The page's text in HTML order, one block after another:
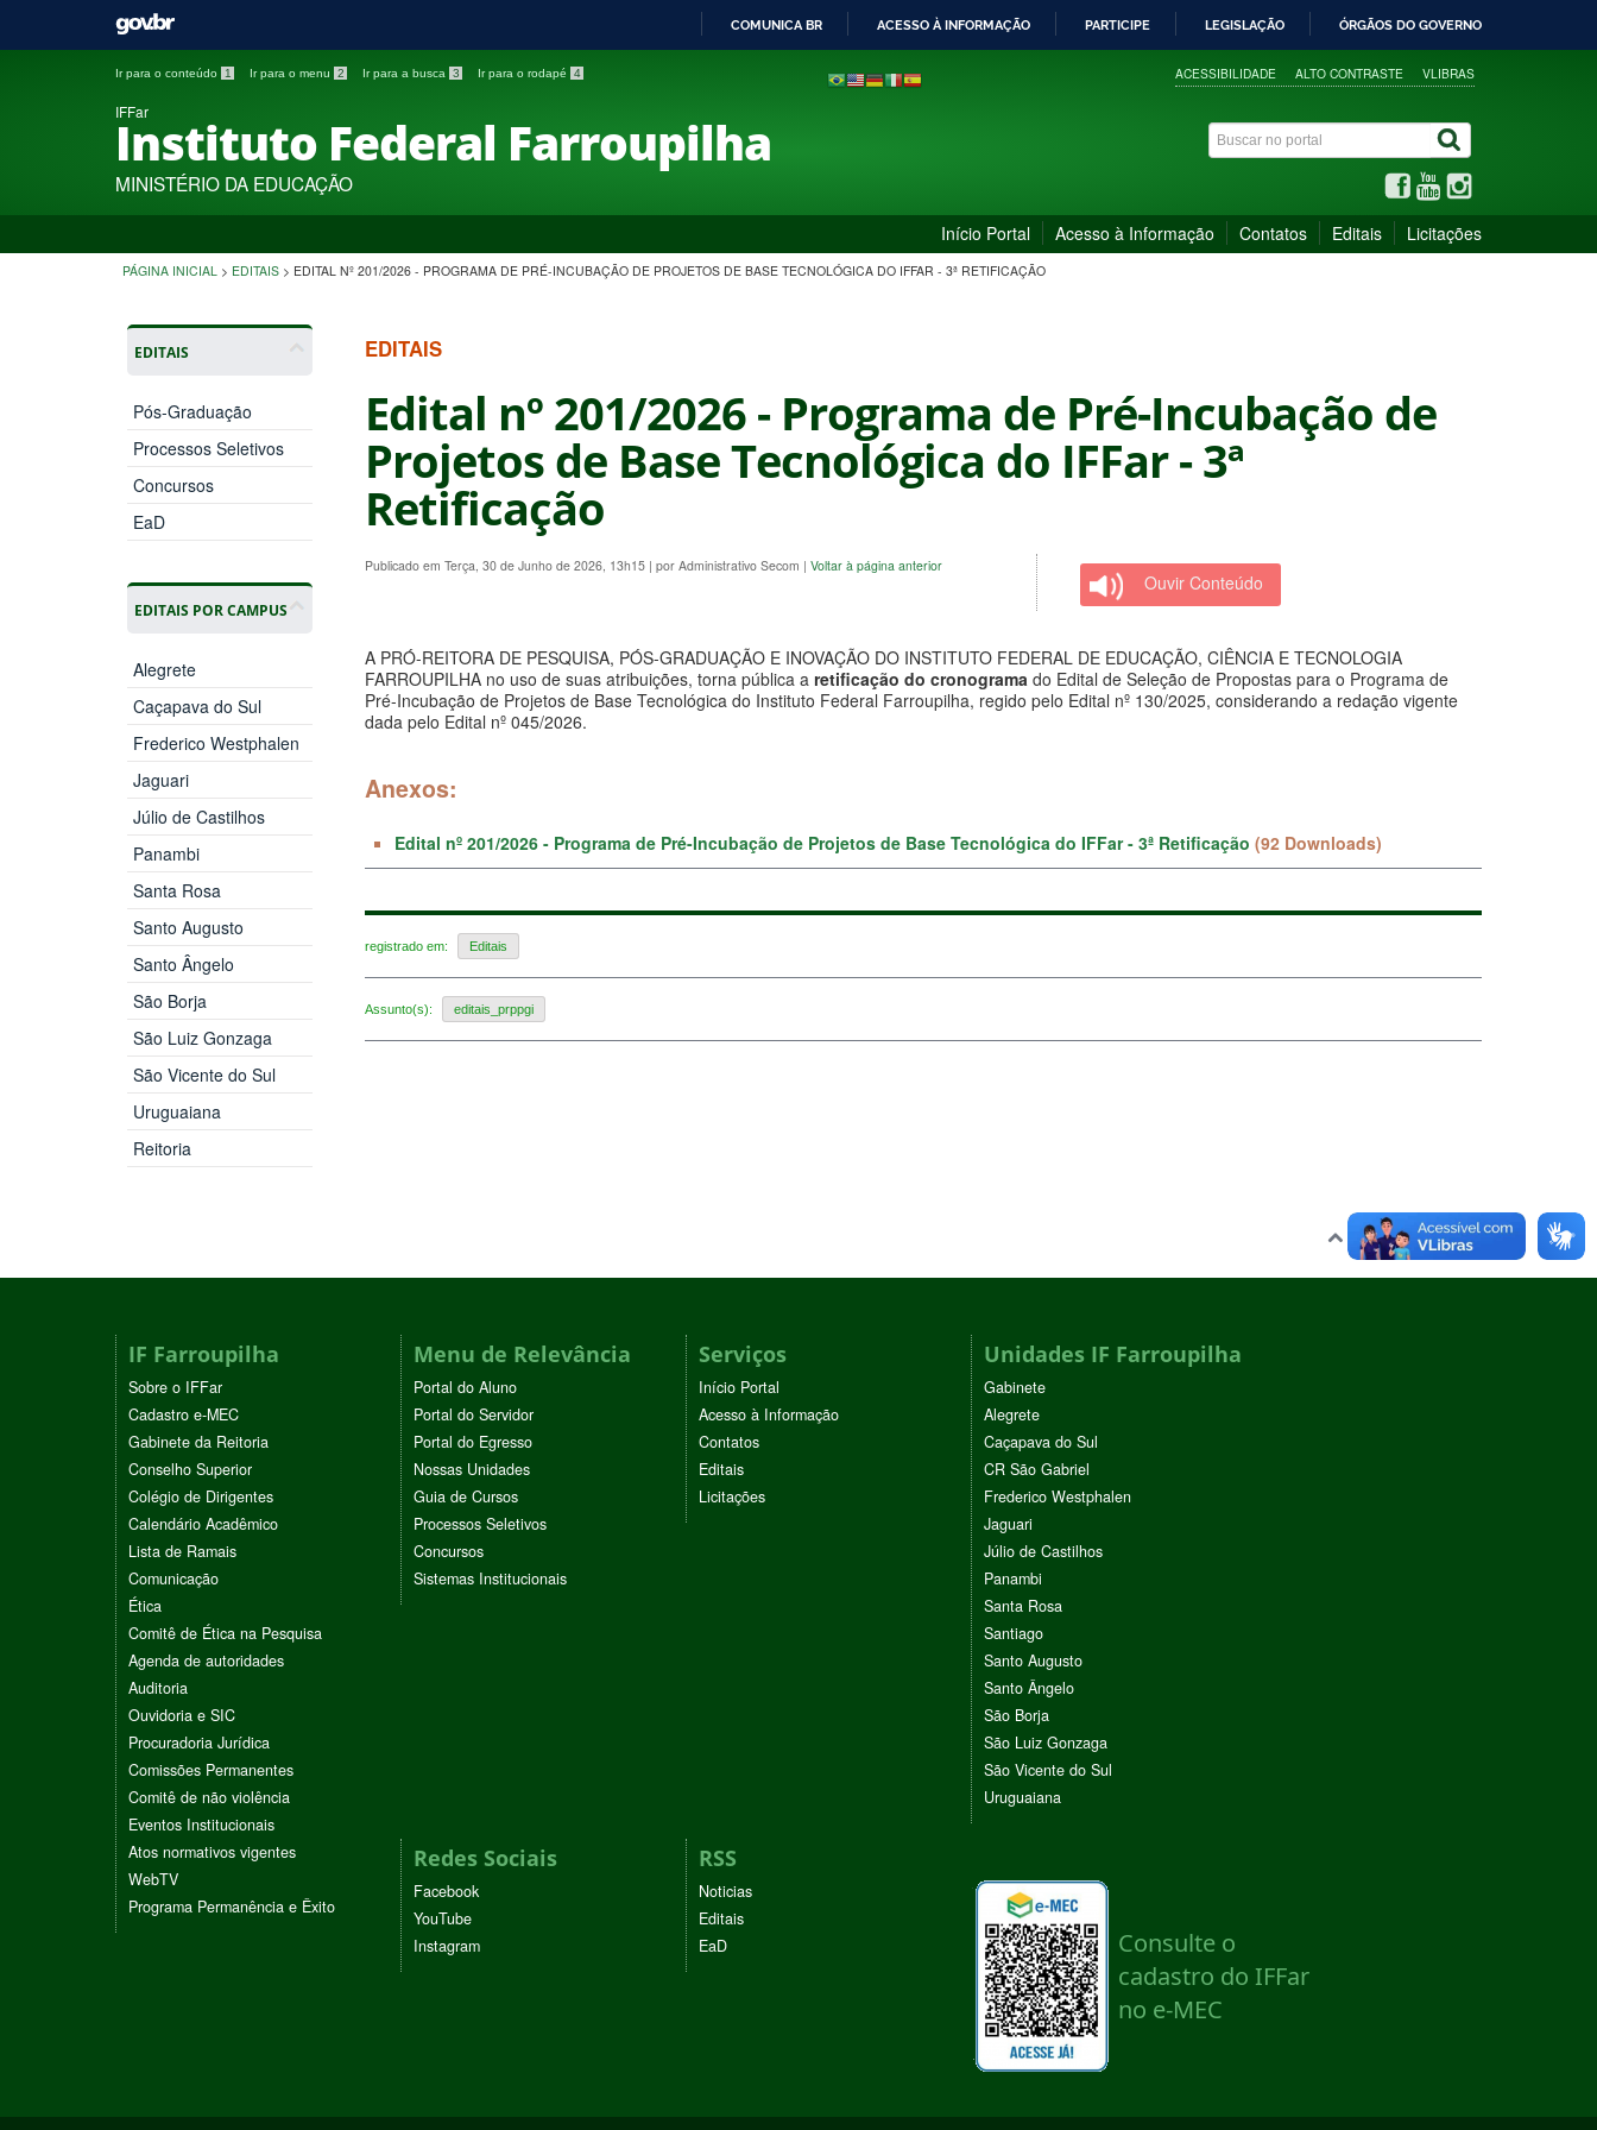
PARA
COMUNICA BR ACESSO À INFORMAÇÃO PARTICIPE LEGISLAÇÃO ÓRGÃOS DO GOVERNO
Ir para o conteúdo 1 Ir para o menu 2 Ir para a busca 3 Ir para o rodapé 4 ACESSIBILIDADE ALTO CONTRASTE VLIBRAS
IFFar
Instituto Federal Farroupilha
MINISTÉRIO DA EDUCAÇÃO
Início Portal Acesso à Informação Contatos Editais Licitações
PÁGINA INICIAL > EDITAIS > EDITAL Nº 201/2026 - PROGRAMA DE PRÉ-INCUBAÇÃO DE PROJETOS DE BASE TECNOLÓGICA DO IFFAR - 3ª RETIFICAÇÃO
EDITAIS
Pós-Graduação
Processos Seletivos
Concursos
EaD
EDITAIS POR CAMPUS
Alegrete
Caçapava do Sul
Frederico Westphalen
Jaguari
Júlio de Castilhos
Panambi
Santa Rosa
Santo Augusto
Santo Ângelo
São Borja
São Luiz Gonzaga
São Vicente do Sul
Uruguaiana
Reitoria
EDITAIS
Edital nº 201/2026 - Programa de Pré-Incubação de
Projetos de Base Tecnológica do IFFar - 3ª
Retificação
Publicado em Terça, 30 de Junho de 2026, 13h15 | por Administrativo Secom | Voltar à página anterior
Ouvir Conteúdo
A PRÓ-REITORA DE PESQUISA, PÓS-GRADUAÇÃO E INOVAÇÃO DO INSTITUTO FEDERAL DE EDUCAÇÃO, CIÊNCIA E TECNOLOGIA
FARROUPILHA no uso de suas atribuições, torna pública a retificação do cronograma do Edital de Seleção de Propostas para o Programa de
Pré-Incubação de Projetos de Base Tecnológica do Instituto Federal Farroupilha, regido pelo Edital nº 130/2025, considerando a redação vigente
dada pelo Edital nº 045/2026.
Anexos:
Edital nº 201/2026 - Programa de Pré-Incubação de Projetos de Base Tecnológica do IFFar - 3ª Retificação (92 Downloads)
registrado em: Editais
Assunto(s): editais_prppgi
Voltar para o topo
IF Farroupilha
Sobre o IFFar
Cadastro e-MEC
Gabinete da Reitoria
Conselho Superior
Colégio de Dirigentes
Calendário Acadêmico
Lista de Ramais
Comunicação
Ética
Comitê de Ética na Pesquisa
Agenda de autoridades
Auditoria
Ouvidoria e SIC
Procuradoria Jurídica
Comissões Permanentes
Comitê de não violência
Eventos Institucionais
Atos normativos vigentes
WebTV
Programa Permanência e Êxito
Menu de Relevância
Portal do Aluno
Portal do Servidor
Portal do Egresso
Nossas Unidades
Guia de Cursos
Processos Seletivos
Concursos
Sistemas Institucionais
Serviços
Início Portal
Acesso à Informação
Contatos
Editais
Licitações
Unidades IF Farroupilha
Gabinete
Alegrete
Caçapava do Sul
CR São Gabriel
Frederico Westphalen
Jaguari
Júlio de Castilhos
Panambi
Santa Rosa
Santiago
Santo Augusto
Santo Ângelo
São Borja
São Luiz Gonzaga
São Vicente do Sul
Uruguaiana
Redes Sociais
Facebook
YouTube
Instagram
RSS
Noticias
Editais
EaD